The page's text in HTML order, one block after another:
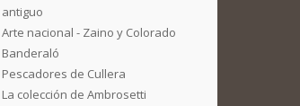
antiguo
Arte nacional - Zaino y Colorado
Banderaló
Pescadores de Cullera
La colección de Ambrosetti